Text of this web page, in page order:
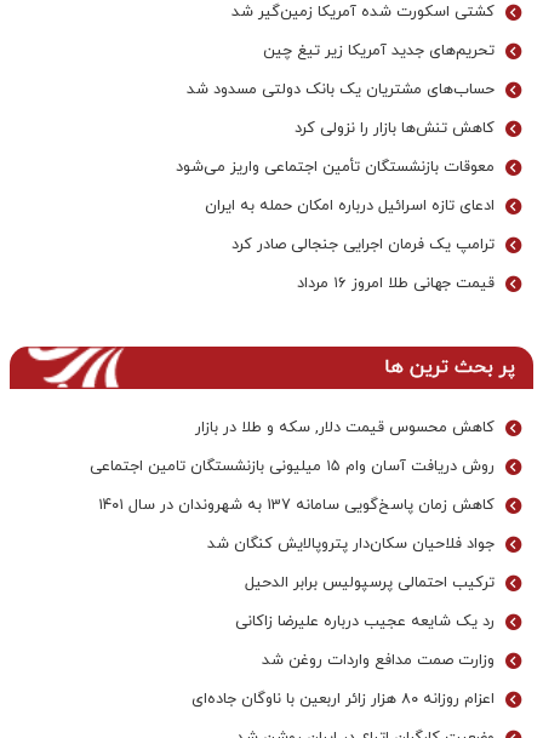
کشتی اسکورت شده آمریکا زمین‌گیر شد
تحریم‌های جدید آمریکا زیر تیغ چین
حساب‌های مشتریان یک بانک‌ دولتی مسدود شد
کاهش تنش‌ها بازار را نزولی کرد
معوقات بازنشستگان تأمین اجتماعی واریز می‌شود
ادعای تازه اسرائیل درباره امکان حمله به ایران
ترامپ یک فرمان اجرایی جنجالی صادر کرد
قیمت جهانی طلا امروز ۱۶ مرداد
پر بحث ترین ها
کاهش محسوس قیمت دلار, سکه و طلا در بازار
روش دریافت آسان وام ۱۵ میلیونی بازنشستگان تامین اجتماعی
کاهش زمان پاسخ‌گویی سامانه 137 به شهروندان در سال ۱۴۰۱
جواد فلاحیان سکان‌دار پتروپالایش کنگان شد
ترکیب احتمالی پرسپولیس برابر الدحیل
رد یک شایعه عجیب درباره علیرضا زاکانی
وزارت صمت مدافع واردات روغن شد
اعزام روزانه ۸۰ هزار زائر اربعین با ناوگان جاده‌ای